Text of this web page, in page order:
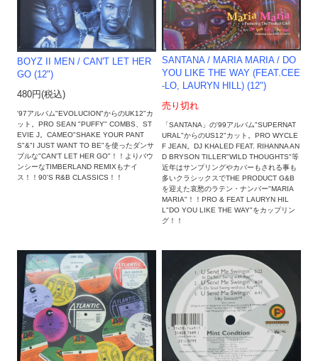
BOYZ II MEN / CAN'T LET HER
GO (12")
480円(税込)
'97アルバム"EVOLUCION"からのUK12"カ
ット。PRO SEAN "PUFFY" COMBS、ST
EVIE J。CAMEO"SHAKE YOUR PANT
S"&"I JUST WANT TO BE"を使ったダンサ
ブルな"CAN'T LET HER GO"！！よりバウ
ンシーなTIMBERLAND REMIXもナイ
ス！！90'S R&B CLASSICS！！
SANTANA / MARIA MARIA / DO
YOU LIKE THE WAY (FEAT.CEE
-LO, LAURYN HILL) (12")
売り切れ
「SANTANA」の'99アルバム"SUPERNAT
URAL"からのUS12"カット。PRO WYCLE
F JEAN。DJ KHALED FEAT. RIHANNA AN
D BRYSON TILLER"WILD THOUGHTS"等
近年はサンプリングやカバーもされる事も
多いクラシックスでTHE PRODUCT G&B
を迎えた哀愁のラテン・ナンバー"MARIA
MARIA"！！PRO & FEAT LAURYN HIL
L"DO YOU LIKE THE WAY"をカップリン
グ！！